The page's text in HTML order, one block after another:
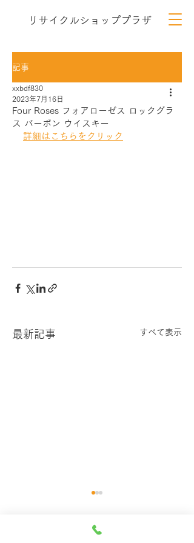
リサイクルショッププラザ
記事
Four Roses フォアローゼス ロックグラ
ス バーボン ウイスキー
xxbdf830
2023年7月16日
詳細はこちらをクリック
最新記事 すべて表示